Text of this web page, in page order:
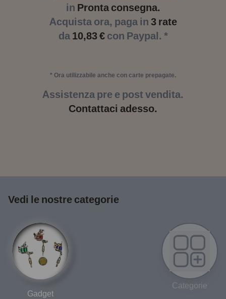
in Pronta consegna.
Acquista ora, paga in 3 rate
da 10,83 €con Paypal. *
* Ora utilizzabile anche con carte prepagate.
Assistenza pre e post vendita.
Contattaci adesso.
Vedi le nostre categorie
Gadget
Categorie